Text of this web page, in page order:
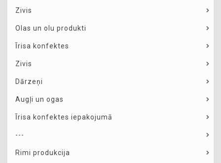
Zivis
Olas un olu produkti
Īrisa konfektes
Zivis
Dārzeņi
Augļi un ogas
Īrisa konfektes iepakojumā
---
Rimi produkcija